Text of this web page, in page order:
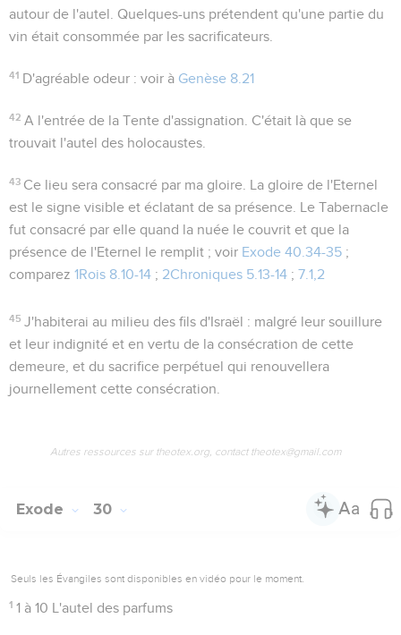
autour de l'autel . Quelques-uns prétendent qu'une partie du
vin était consommée par les sacrificateurs.
41 D'agréable odeur : voir à Genèse 8.21
42 A l'entrée de la Tente d'assignation . C'était là que se
trouvait l'autel des holocaustes.
43 Ce lieu sera consacré par ma gloire . La gloire de l'Eternel
est le signe visible et éclatant de sa présence. Le Tabernacle
fut consacré par elle quand la nuée le couvrit et que la
présence de l'Eternel le remplit ; voir Exode 40.34-35 ;
comparez 1Rois 8.10-14 ; 2Chroniques 5.13-14 ; 7.1,2
45 J'habiterai au milieu des fils d'Israël : malgré leur souillure
et leur indignité et en vertu de la consécration de cette
demeure, et du sacrifice perpétuel qui renouvellera
journellement cette consécration.
Autres ressources sur theotex.org, contact theotex@gmail.com
Exode 30
Seuls les Évangiles sont disponibles en vidéo pour le moment.
1 1 à 10 L'autel des parfums